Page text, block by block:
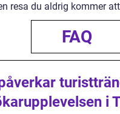
resa du aldrig kommer
FAQ
i